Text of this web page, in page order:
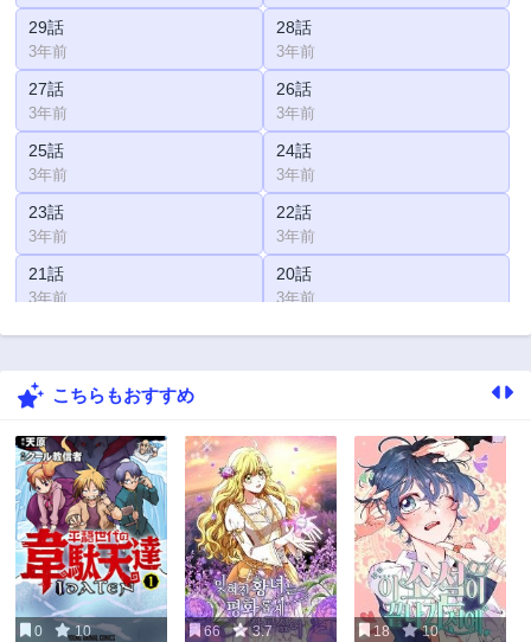
29話
3年前
28話
3年前
27話
3年前
26話
3年前
25話
3年前
24話
3年前
23話
3年前
22話
3年前
21話
3年前
20話
3年前
19話 18話
17話
15話
3年前
14話
3年前
13話
3年前
12話
3年前
11話
3年前
10話
3年前
こちらもおすすめ
0 10 66 3.7 18 10